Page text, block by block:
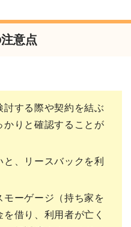
意点
討する際や契約を結ぶ
かりと確認することが
、リースバックを利
モーゲージ（持ち家を
借り、利用者が亡く